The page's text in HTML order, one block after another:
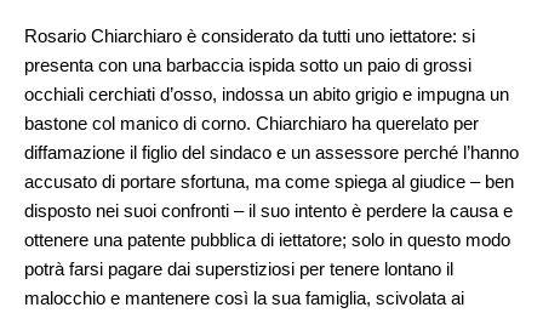
Rosario Chiarchiaro è considerato da tutti uno iettatore: si
presenta con una barbaccia ispida sotto un paio di grossi
occhiali cerchiati d’osso, indossa un abito grigio e impugna un
bastone col manico di corno. Chiarchiaro ha querelato per
diffamazione il figlio del sindaco e un assessore perché l’hanno
accusato di portare sfortuna, ma come spiega al giudice – ben
disposto nei suoi confronti – il suo intento è perdere la causa e
ottenere una patente pubblica di iettatore; solo in questo modo
potrà farsi pagare dai superstiziosi per tenere lontano il
malocchio e mantenere così la sua famiglia, scivolata ai